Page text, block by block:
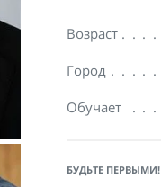
Возраст
Город
Обучает
БУДЬТЕ ПЕРВЫМИ!